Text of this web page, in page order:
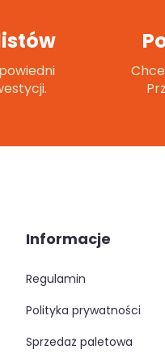
Informacje
regulamin
polityka prywatności
sprzedaż paletowa